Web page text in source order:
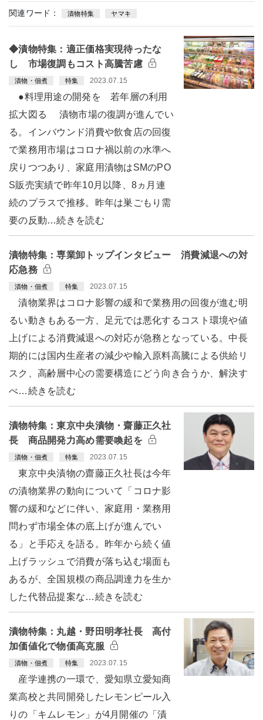
関連ワード： 漬物特集 ヤマキ
◆漬物特集：適正価格実現待ったな
し 市場復調もコスト高騰苦慮
漬物・佃煮 特集 2023.07.15
●料理用途の開発を 若年層の利用
拡大図る 漬物市場の復調が進んでい
る。インバウンド消費や飲食店の回復
で業務用市場はコロナ禍以前の水準へ
戻りつつあり、家庭用漬物はSMのPO
S販売実績で昨年10月以降、8ヵ月連
続のプラスで推移。昨年は巣ごもり需
要の反動…続きを読む
漬物特集：専業卸トップインタビュー 消費減退への対
応急務
漬物・佃煮 特集 2023.07.15
漬物業界はコロナ影響の緩和で業務用の回復が進む明
るい動きもある一方、足元では悪化するコスト環境や値
上げによる消費減退への対応が急務となっている。中長
期的には国内生産者の減少や輸入原料高騰による供給リ
スク、高齢層中心の需要構造にどう向き合うか、解決す
べ…続きを読む
漬物特集：東京中央漬物・齋藤正久社
長 商品開発力高め需要喚起を
漬物・佃煮 特集 2023.07.15
東京中央漬物の齋藤正久社長は今年
の漬物業界の動向について「コロナ影
響の緩和などに伴い、家庭用・業務用
問わず市場全体の底上げが進んでい
る」と手応えを語る。昨年から続く値
上げラッシュで消費が落ち込む場面も
あるが、全国規模の商品調達力を生か
した代替品提案な…続きを読む
漬物特集：丸越・野田明孝社長 高付
加価値化で物価高克服
漬物・佃煮 特集 2023.07.15
産学連携の一環で、愛知県立愛知商
業高校と共同開発したレモンピール入
りの「キムレモン」が4月開催の「漬